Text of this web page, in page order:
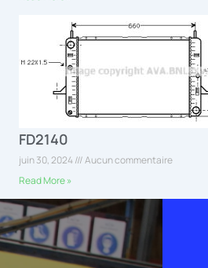
FD2140
juin 30, 2024
Aucun commentaire
Read More »